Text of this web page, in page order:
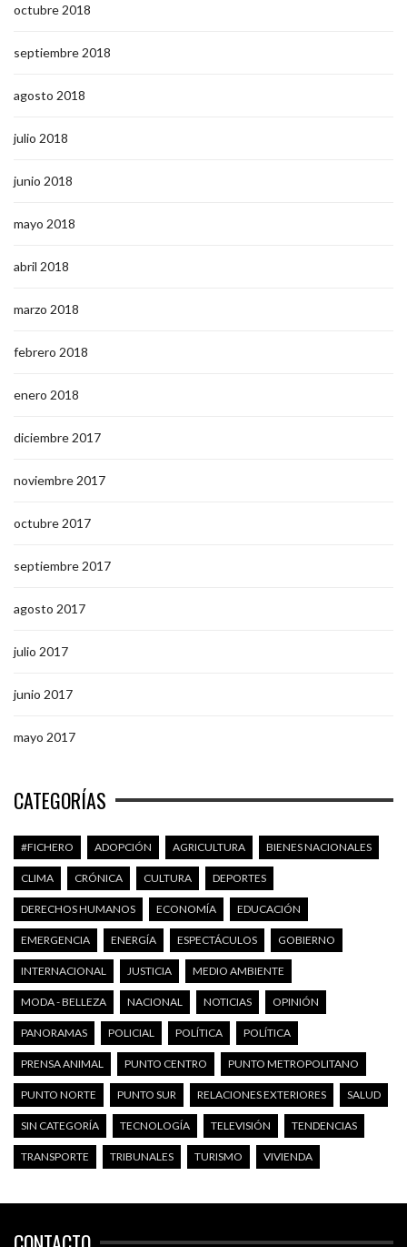
octubre 2018
septiembre 2018
agosto 2018
julio 2018
junio 2018
mayo 2018
abril 2018
marzo 2018
febrero 2018
enero 2018
diciembre 2017
noviembre 2017
octubre 2017
septiembre 2017
agosto 2017
julio 2017
junio 2017
mayo 2017
CATEGORÍAS
#FICHERO ADOPCIÓN AGRICULTURA BIENES NACIONALES
CLIMA CRÓNICA CULTURA DEPORTES
DERECHOS HUMANOS ECONOMÍA EDUCACIÓN
EMERGENCIA ENERGÍA ESPECTÁCULOS GOBIERNO
INTERNACIONAL JUSTICIA MEDIO AMBIENTE
MODA - BELLEZA NACIONAL NOTICIAS OPINIÓN
PANORAMAS POLICIAL POLÍTICA POLÍTICA
PRENSA ANIMAL PUNTO CENTRO PUNTO METROPOLITANO
PUNTO NORTE PUNTO SUR RELACIONES EXTERIORES SALUD
SIN CATEGORÍA TECNOLOGÍA TELEVISIÓN TENDENCIAS
TRANSPORTE TRIBUNALES TURISMO VIVIENDA